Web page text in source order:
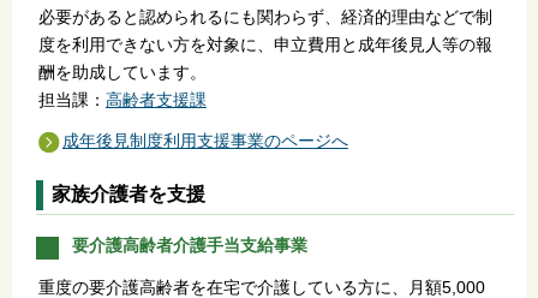
必要があると認められるにも関わらず、経済的理由などで制
度を利用できない方を対象に、申立費用と成年後見人等の報
酬を助成しています。
担当課： 高齢者支援課
成年後見制度利用支援事業のページへ
家族介護者を支援
要介護高齢者介護手当支給事業
重度の要介護高齢者を在宅で介護している方に、月額5,000